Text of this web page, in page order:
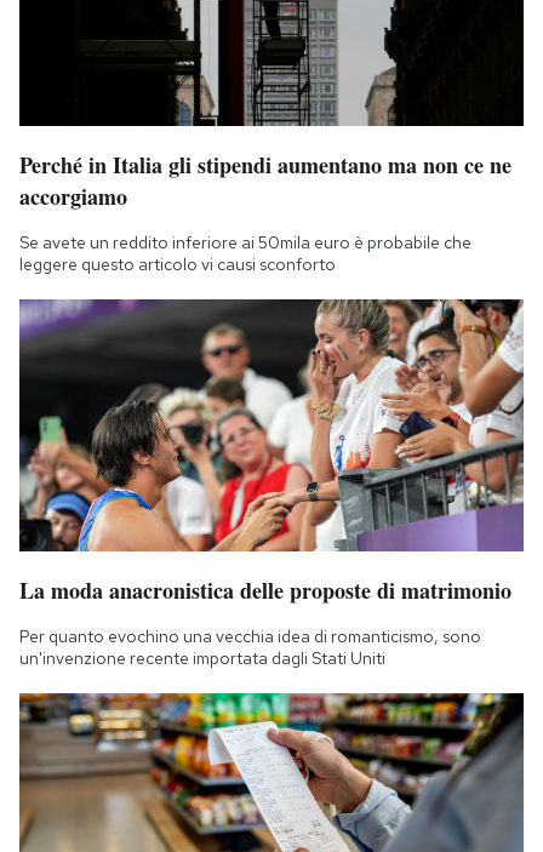
Perché in Italia gli stipendi aumentano ma non ce ne
accorgiamo
Se avete un reddito inferiore ai 50mila euro è probabile che
leggere questo articolo vi causi sconforto
La moda anacronistica delle proposte di matrimonio
Per quanto evochino una vecchia idea di romanticismo, sono
un'invenzione recente importata dagli Stati Uniti